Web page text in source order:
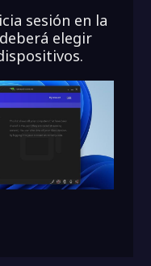
sesión en la
elegir